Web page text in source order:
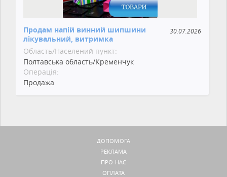
Продам напій винний шипшини
лікувальний, витримка
30.07.2026
Область/Населений пункт:
Полтавська область/Кременчук
Операція:
Продажа
ДОПОМОГА
РЕКЛАМА
ПРО НАС
ОПЛАТА